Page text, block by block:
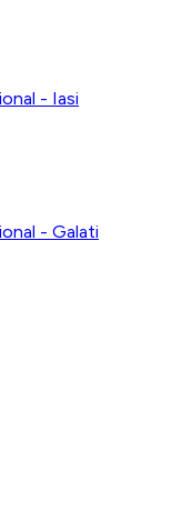
- Iasi
- Galati